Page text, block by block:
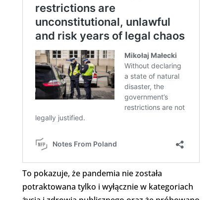
To pokazuje, że pandemia nie została
potraktowana tylko i wyłącznie w kategoriach